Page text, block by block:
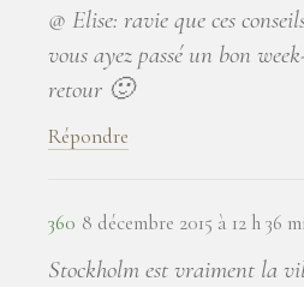
@ Elise: ravie que ces
vous ayez passé un bon
retour 🙂
Répondre
360 8 décembre 2015 à 12 h 36
Stockholm est vraiment la